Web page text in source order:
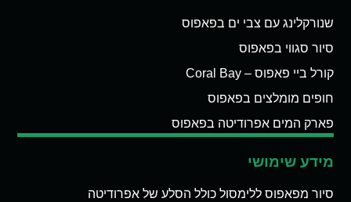
שנורקלינג עם צבי ים בפאפוס
סיור סגווי בפאפוס
קורל ביי פאפוס – Coral Bay
חופים מומלצים בפאפוס
פארק המים אפרודיטה בפאפוס
מידע שימושי
סיור מפאפוס ללימסול כולל הסלע של אפרודיטה